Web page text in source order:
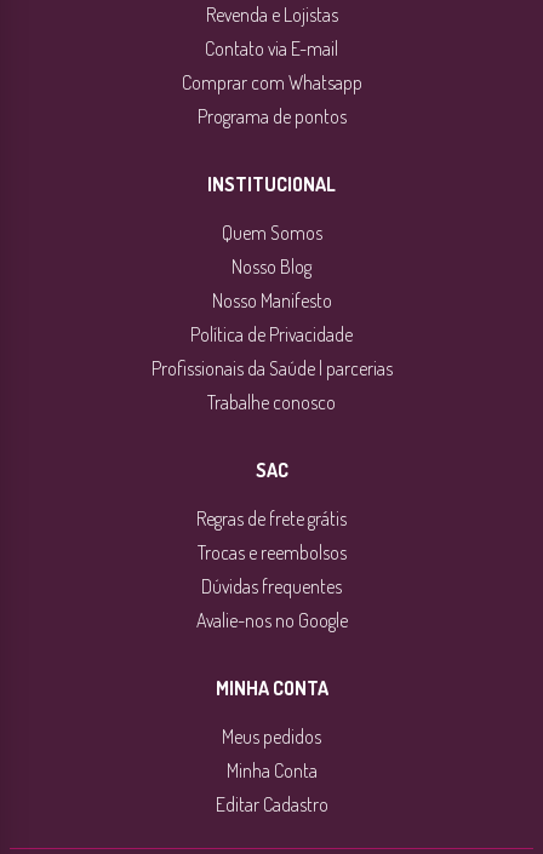
Revenda e Lojistas
Contato via E-mail
Comprar com Whatsapp
Programa de pontos
INSTITUCIONAL
Quem Somos
Nosso Blog
Nosso Manifesto
Política de Privacidade
Profissionais da Saúde | parcerias
Trabalhe conosco
SAC
Regras de frete grátis
Trocas e reembolsos
Dúvidas frequentes
Avalie-nos no Google
MINHA CONTA
Meus pedidos
Minha Conta
Editar Cadastro